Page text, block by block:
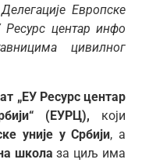
Европске
Ресурс центар инфо
цивилног
„ЕУ Ресурс центар
(ЕУРЦ), који
уније у Србији, а
школа за циљ има